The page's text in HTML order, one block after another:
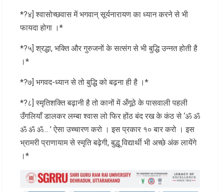
*?४] श्वासोच्छवास में भगवान् सूर्यनारायण का ध्यान करने से भी
फायदा होगा ।*
*?५] श्रद्धा, भक्ति और गुरुजनों के सत्संग से भी बुद्धि उन्नत होती है
।*
*?७] भगवद-ध्यान से तो बुद्धि को बढ़ना ही है ।*
*?८] स्मृतिशक्ति बढ़ानी है तो कानों में अँगूठे के पासवाली पहली
उँगलियाँ डालकर लम्बा श्वास लो फिर होंठ बंद रख के कंठ से ‘ॐ ॐ
ॐ ॐ ॐ… ’ ऐसा उच्चारण करो । इस प्रकार १० बार करो । इस
भ्रामरी प्राणायाम से स्मृति बढ़ेगी, बुद्धू विद्यार्थी भी अच्छे अंक लायेंगे
।*